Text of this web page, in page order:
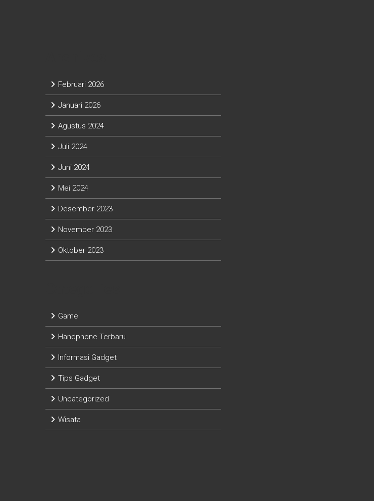
Februari 2026
Januari 2026
Agustus 2024
Juli 2024
Juni 2024
Mei 2024
Desember 2023
November 2023
Oktober 2023
Game
Handphone Terbaru
Informasi Gadget
Tips Gadget
Uncategorized
Wisata